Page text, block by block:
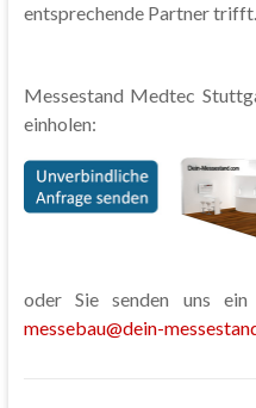
entsprechende Partner trifft.
Messestand Medtec
einholen:
oder Sie senden uns
messebau@dein-